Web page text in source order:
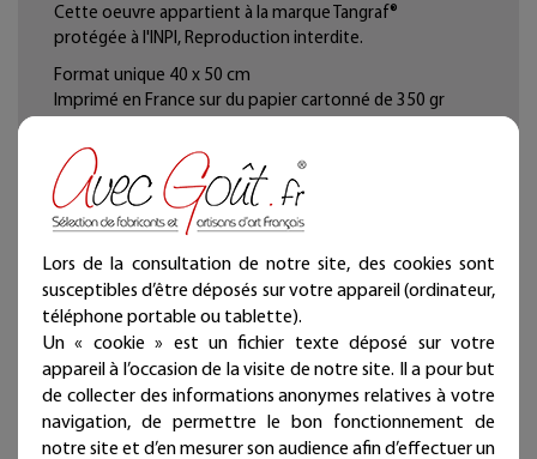
Cette oeuvre appartient à la marque Tangraf®
protégée à l'INPI, Reproduction interdite.
Format unique 40 x 50 cm
Imprimé en France sur du papier cartonné de 350 gr
Sa rigidité pour permet de la fixer directement à un mur
ou bien de l'encadrer.
Lors de la consultation de notre site, des cookies sont
susceptibles d’être déposés sur votre appareil (ordinateur,
téléphone portable ou tablette).
Un « cookie » est un fichier texte déposé sur votre
appareil à l’occasion de la visite de notre site. Il a pour but
de collecter des informations anonymes relatives à votre
navigation, de permettre le bon fonctionnement de
notre site et d’en mesurer son audience afin d’effectuer un